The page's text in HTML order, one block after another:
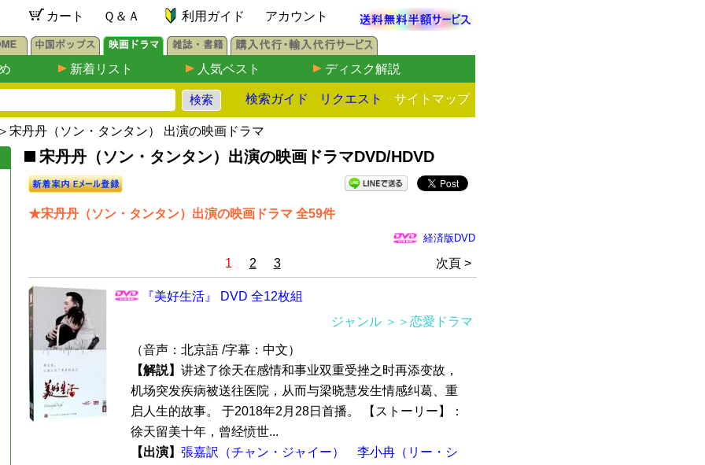
カート Ｑ＆Ａ 利用ガイド アカウント
新着リスト 人気ベスト ディスク解説
検索ガイド リクエスト サイトマップ
＞宋丹丹（ソン・タンタン） 出演の映画ドラマ
宋丹丹（ソン・タンタン）出演の映画ドラマDVD/HDVD
★宋丹丹（ソン・タンタン）出演の映画ドラマ 全59件
経済版DVD
次頁 >
1 2 3
『美好生活』 DVD 全12枚組
ジャンル ＞＞恋愛ドラマ
（音声：北京語 /字幕：中文）
【解説】 讲述了徐天在感情和事业双重受挫之时再添变故，
机场突发疾病被送往医院，从而与梁晓慧发生情感纠葛、重
启人生的故事。 于2018年2月28日首播。 【ストーリー】：
徐天留美十年，曾经愤世...
【出演】 張嘉訳（チャン・ジャイー）
李小冉（リー・シ